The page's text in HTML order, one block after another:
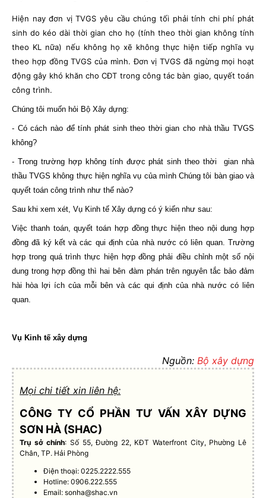
Hiện nay đơn vị TVGS yêu cầu chúng tối phải tính chi phí phát
sinh do kéo dài thời gian cho họ (tính theo thời gian không tính
theo KL nữa) nếu không họ xẽ không thực hiện tiếp nghĩa vụ
theo hợp đồng TVGS của mình. Đơn vị TVGS đã ngừng mọi hoạt
động gây khó khăn cho CĐT trong công tác bàn giao, quyết toán
công trình.
Chúng tôi muốn hỏi Bộ Xây dựng:
- Có cách nào để tính phát sinh theo thời gian cho nhà thầu TVGS
không?
- Trong trường hợp không tính được phát sinh theo thời gian nhà
thầu TVGS không thực hiện nghĩa vụ của mình Chúng tôi bàn giao và
quyết toán công trình như thế nào?
Sau khi xem xét, Vụ Kinh tế Xây dựng có ý kiến như sau:
Việc thanh toán, quyết toán hợp đồng thực hiện theo nội dung hợp
đồng đã ký kết và các qui định của nhà nước có liên quan. Trường
hợp trong quá trình thực hiện hợp đồng phải điều chỉnh một số nội
dung trong hợp đồng thì hai bên đàm phán trên nguyên tắc bảo đảm
hài hòa lợi ích của mỗi bên và các qui định của nhà nước có liên
quan.
Vụ Kinh tế xây dựng
Nguồn: Bộ xây dựng
Mọi chi tiết xin liên hệ:
CÔNG TY CỔ PHẦN TƯ VẤN XÂY DỰNG
SƠN HÀ (SHAC)
Trụ sở chính: Số 55, Đường 22, KĐT Waterfront City, Phường Lê
Chân, TP. Hải Phòng
Điện thoại: 0225.2222.555
Hotline: 0906.222.555
Email:sonha@shac.vn